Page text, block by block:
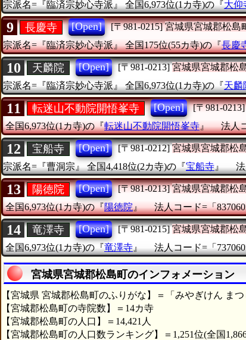
宗派名=『臨済宗妙心寺派』
全国6,973位(1カ寺)の『大仰
9 長慶寺 [Open] [〒981-0215] 宮城県宮城郡松島
宗派名=『臨済宗妙心寺派』 全国175位(55カ寺)の『長慶
10 天麟院 [Open] [〒981-0213] 宮城県宮城郡松
宗派名=『臨済宗妙心寺派』
全国6,973位(1カ寺)の『天麟
11 転迷山不動院開悟峯寺 [Open] [〒981-0213]
全国6,973位(1カ寺)の『転迷山不動院開悟峯寺』 法人
12 宝船寺 [Open] [〒981-0212] 宮城県宮城郡松
宗派名=『曹洞宗』
全国4,418位(2カ寺)の『宝船寺 』
13 陽徳院 [Open] [〒981-0213] 宮城県宮城郡松
全国6,973位(1カ寺)の『陽徳院』 法人コード=「
14 竜澤寺 [Open] [〒981-0215] 宮城県宮城郡松
全国6,973位(1カ寺)の『竜澤寺 』 法人コード=「
宮城県宮城郡松島町のインフォメーション
【宮城県 宮城郡松島町のふりがな】＝「みやぎけん まつ
【宮城郡松島町の寺院数】＝14カ寺
【宮城郡松島町の人口】＝14,421人
【宮城郡松島町の人口数ランキング】＝1,251位(全国